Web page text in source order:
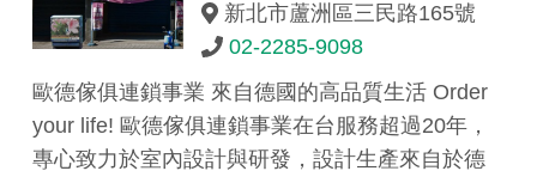
新北市蘆洲區三民路165號
02-2285-9098
歐德傢俱連鎖事業 來自德國的高品質生活 Order
your life! 歐德傢俱連鎖事業在台服務超過20年，
專心致力於室內設計與研發，設計生產來自於德